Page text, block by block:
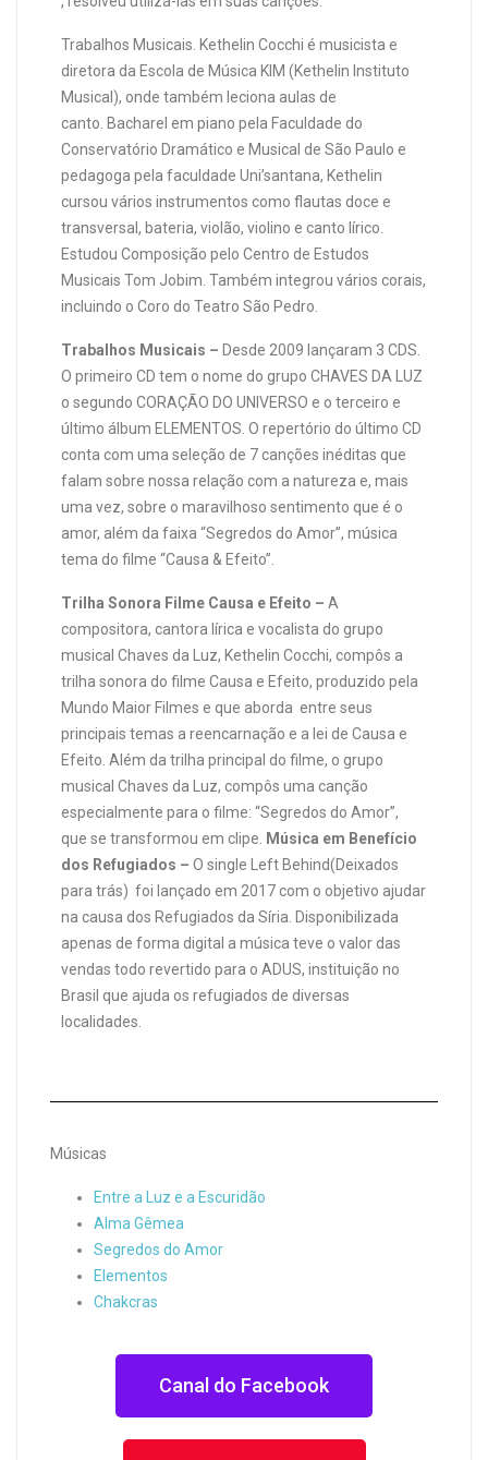
Trabalhos Musicais. Kethelin Cocchi é musicista e
diretora da Escola de Música KIM (Kethelin Instituto
Musical), onde também leciona aulas de
canto. Bacharel em piano pela Faculdade do
Conservatório Dramático e Musical de São Paulo e
pedagoga pela faculdade Uni’santana, Kethelin
cursou vários instrumentos como flautas doce e
transversal, bateria, violão, violino e canto lírico.
Estudou Composição pelo Centro de Estudos
Musicais Tom Jobim. Também integrou vários corais,
incluindo o Coro do Teatro São Pedro.
Trabalhos Musicais – Desde 2009 lançaram 3 CDS.
O primeiro CD tem o nome do grupo CHAVES DA LUZ
o segundo CORAÇÃO DO UNIVERSO e o terceiro e
último álbum ELEMENTOS. O repertório do último CD
conta com uma seleção de 7 canções inéditas que
falam sobre nossa relação com a natureza e, mais
uma vez, sobre o maravilhoso sentimento que é o
amor, além da faixa “Segredos do Amor”, música
tema do filme “Causa & Efeito”.
Trilha Sonora Filme Causa e Efeito – A
compositora, cantora lírica e vocalista do grupo
musical Chaves da Luz, Kethelin Cocchi, compôs a
trilha sonora do filme Causa e Efeito, produzido pela
Mundo Maior Filmes e que aborda entre seus
principais temas a reencarnação e a lei de Causa e
Efeito. Além da trilha principal do filme, o grupo
musical Chaves da Luz, compôs uma canção
especialmente para o filme: “Segredos do Amor”,
que se transformou em clipe. Música em Benefício
dos Refugiados – O single Left Behind(Deixados
para trás) foi lançado em 2017 com o objetivo ajudar
na causa dos Refugiados da Síria. Disponibilizada
apenas de forma digital a música teve o valor das
vendas todo revertido para o ADUS, instituição no
Brasil que ajuda os refugiados de diversas
localidades.
Músicas
Entre a Luz e a Escuridão
Alma Gêmea
Segredos do Amor
Elementos
Chakcras
Canal do Facebook